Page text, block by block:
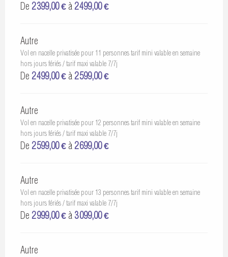
De 2 399,00 € à 2 499,00 €
Autre
Vol en nacelle privatisée pour 11 personnes tarif mini valable en semaine
hors jours fériés / tarif maxi valable 7/7j
De 2 499,00 € à 2 599,00 €
Autre
Vol en nacelle privatisée pour 12 personnes tarif mini valable en semaine
hors jours fériés / tarif maxi valable 7/7j
De 2 599,00 € à 2 699,00 €
Autre
Vol en nacelle privatisée pour 13 personnes tarif mini valable en semaine
hors jours fériés / tarif maxi valable 7/7j
De 2 999,00 € à 3 099,00 €
Autre